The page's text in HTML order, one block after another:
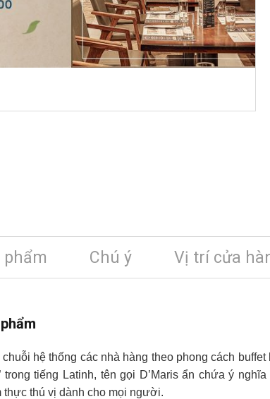
Chú ý Vị trí cửa
chuỗi hệ thống các nhà hàng theo phong cách
trong tiếng Latinh, tên gọi D’Maris ẩn chứa ý
thú vị dành cho mọi người.